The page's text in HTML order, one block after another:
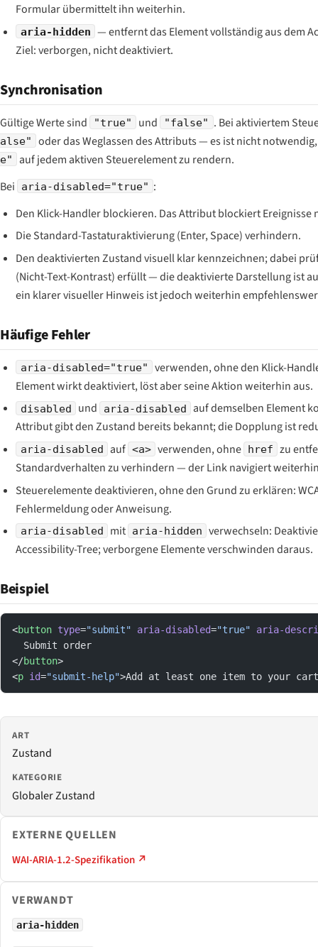
Formular übermittelt ihn weiterhin.
aria-hidden — entfernt das Element vollständig aus dem
Ziel: verborgen, nicht deaktiviert.
Synchronisation
Gültige Werte sind "true" und "false" . Bei aktiviertem
alse" oder das Weglassen des Attributs — es ist nicht
e"
auf jedem aktiven Steuerelement zu rendern.
Bei
aria-disabled="true" :
Den Klick-Handler blockieren. Das Attribut blockiert Ereignisse
Die Standard-Tastaturaktivierung (Enter, Space) verhindern.
Den deaktivierten Zustand visuell klar kennzeichnen; dabei
(Nicht-Text-Kontrast) erfüllt — die deaktivierte Darstellung ist
ein klarer visueller Hinweis ist jedoch weiterhin
Häufige Fehler
aria-disabled="true"
verwenden, ohne den Klick-
Element wirkt deaktiviert, löst aber seine Aktion weiterhin aus.
disabled und aria-disabled
auf demselben Element
Attribut gibt den Zustand bereits bekannt; die Dopplung ist
aria-disabled auf <a> verwenden, ohne href zu
Standardverhalten zu verhindern — der Link navigiert
Steuerelemente deaktivieren, ohne den Grund zu erklären:
Fehlermeldung oder Anweisung.
aria-disabled mit aria-hidden verwechseln:
Accessibility-Tree; verborgene Elemente verschwinden daraus.
Beispiel
<button type="submit" aria-disabled="true" aria-
  Submit order
</button>
<p id="submit-help">Add at least one item to your
ART
Zustand
KATEGORIE
Globaler Zustand
EXTERNE QUELLEN
WAI-ARIA-1.2-Spezifikation ↗
VERWANDT
aria-hidden